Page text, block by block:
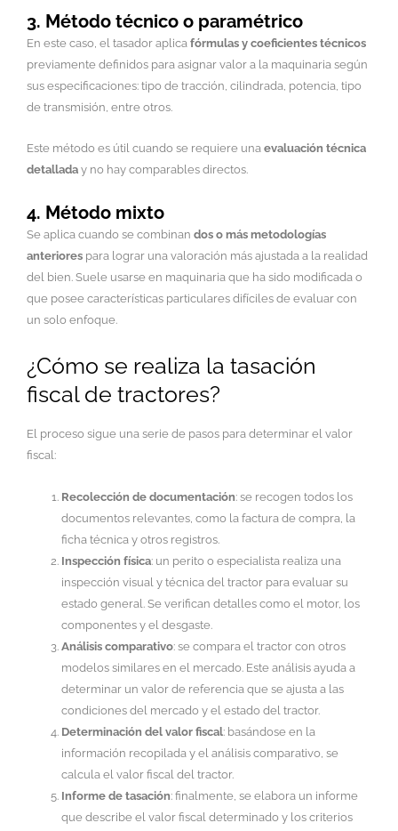
3. Método técnico o paramétrico
En este caso, el tasador aplica fórmulas y coeficientes técnicos
previamente definidos para asignar valor a la maquinaria según
sus especificaciones: tipo de tracción, cilindrada, potencia, tipo
de transmisión, entre otros.
Este método es útil cuando se requiere una evaluación técnica
detallada y no hay comparables directos.
4. Método mixto
Se aplica cuando se combinan dos o más metodologías
anteriores para lograr una valoración más ajustada a la realidad
del bien. Suele usarse en maquinaria que ha sido modificada o
que posee características particulares difíciles de evaluar con
un solo enfoque.
¿Cómo se realiza la tasación
fiscal de tractores?
El proceso sigue una serie de pasos para determinar el valor
fiscal:
Recolección de documentación: se recogen todos los
documentos relevantes, como la factura de compra, la
ficha técnica y otros registros.
Inspección física: un perito o especialista realiza una
inspección visual y técnica del tractor para evaluar su
estado general. Se verifican detalles como el motor, los
componentes y el desgaste.
Análisis comparativo: se compara el tractor con otros
modelos similares en el mercado. Este análisis ayuda a
determinar un valor de referencia que se ajusta a las
condiciones del mercado y el estado del tractor.
Determinación del valor fiscal: basándose en la
información recopilada y el análisis comparativo, se
calcula el valor fiscal del tractor.
Informe de tasación: finalmente, se elabora un informe
que describe el valor fiscal determinado y los criterios